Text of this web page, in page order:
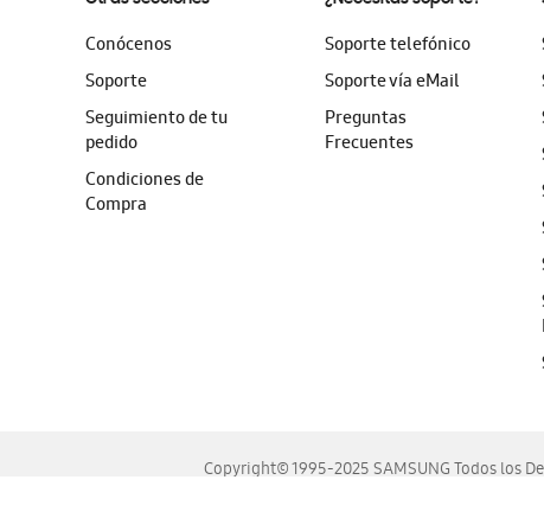
Conócenos
Soporte
Seguimiento de tu
pedido
Condiciones de
Compra
Soporte telefónico
Soporte vía eMail
Preguntas
Frecuentes
Copyright© 1995-2025 SAMSUNG Todos los